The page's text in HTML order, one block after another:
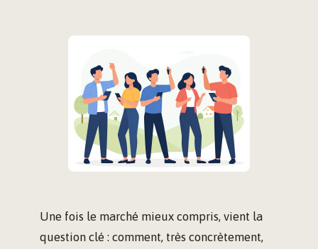
Une fois le marché mieux compris, vient la
question clé : comment, très concrètement,